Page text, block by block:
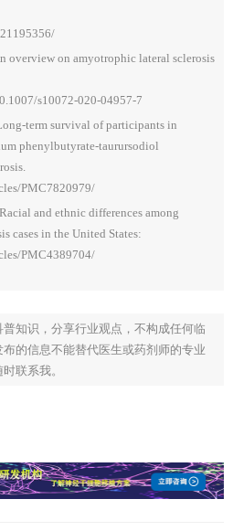
overview on amyotrophic lateral sclerosis
s10072-020-04957-7
survival of participants in
phenylbutyrate‐taurursodiol
PMC7820979/
and ethnic differences among
cases in the United States:
PMC4389704/
知识，分享行业观点，不构成任何临
的信息不能替代医生或药剂师的专业
联系我。